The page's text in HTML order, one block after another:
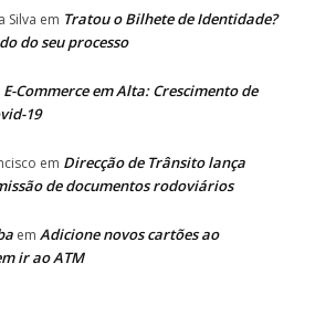
Silva em Tratou o Bilhete de Identidade?
do seu processo
E-Commerce em Alta: Crescimento de
19
em Direcção de Trânsito lança
de documentos rodoviários
em Adicione novos cartões ao
ir ao ATM